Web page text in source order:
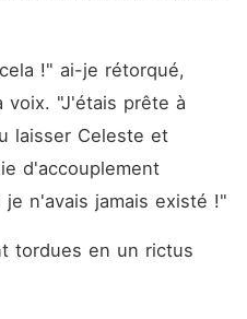
!" ai-je rétorqué,
voix. "J'étais prête à
laisser Celeste et
d'accouplement
n'avais jamais existé !"
tordues en un rictus